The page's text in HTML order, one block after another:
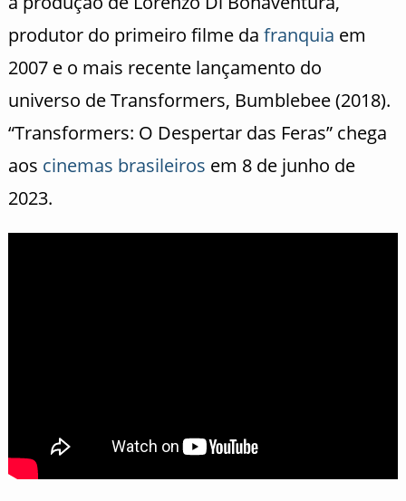
produtor do primeiro filme da franquia em
2007 e o mais recente lançamento do
universo de Transformers, Bumblebee (2018).
“Transformers: O Despertar das Feras” chega
aos cinemas brasileiros em 8 de junho de
2023.